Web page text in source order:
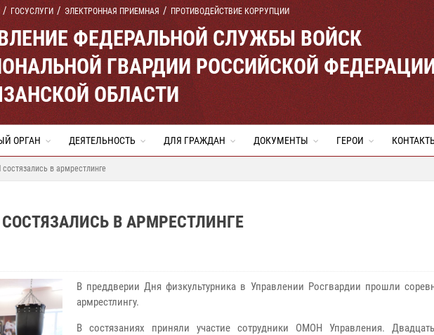
ГОСУСЛУГИ ЭЛЕКТРОННАЯ ПРИЕМНАЯ ПРОТИВОДЕЙСТВИЕ КОРРУПЦИИ
ФЕДЕРАЛЬНОЙ СЛУЖБЫ ВОЙСК
ГВАРДИИ РОССИЙСКОЙ
ОБЛАСТИ
ОРГАН ДЕЯТЕЛЬНОСТЬ ДЛЯ ГРАЖДАН ДОКУМЕНТЫ ГЕРОИ
в армрестлинге
В АРМРЕСТЛИНГЕ
В преддверии Дня физкультурника в Управлении Росгвардии прошли
армрестлингу.
В состязаниях приняли участие сотрудники ОМОН Управления.